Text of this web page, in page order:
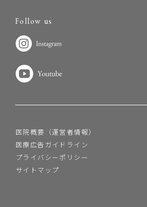
医院概要（運営者情報）
医療広告ガイドライン
プライバシーポリシー
サイトマップ
Follow us